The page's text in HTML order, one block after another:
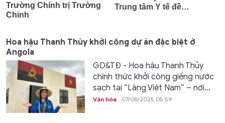
Hoa hậu Thanh Thủy khởi công dự án đặc biệt ở
Angola
GD&TĐ - Hoa hậu Thanh Thủy
chính thức khởi công giếng nước
sạch tại “Làng Việt Nam” – nơi...
Văn hóa 07/08/2025 05:59